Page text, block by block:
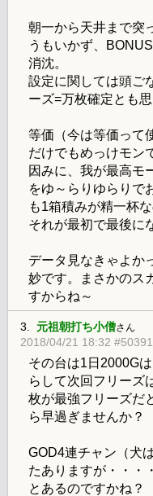
朝一から天井まで突
うもいかず、
消沈。
設定に関しては頭ご
ーズ=万枚確定とも
等価（今は等価って
だけでもめっけモン
因みに、我が最高モ
をゆ～らりゆらりで
も1箱積みが精一杯
それが最初で最後に
データ見なきゃよか
妙です。まさかのス
すからね～
3. 元祖朝打ち小僧さん
2018/04/21 18:32
その台は1日2000G
らして次回フリーズ
枚が最強フリーズだ
ら早過ぎませんか？
GOD4連チャン（犬
たありますが・・・
とあるのですかね？